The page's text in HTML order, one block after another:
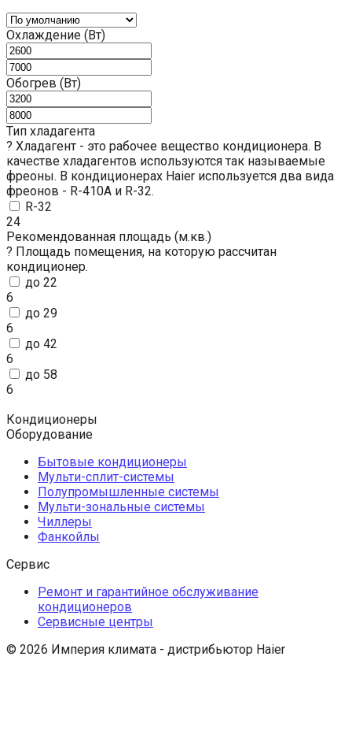
Охлаждение (Вт)
Обогрев (Вт)
Тип хладагента
? Хладагент - это рабочее вещество кондиционера. В
качестве хладагентов используются так называемые
фреоны. В кондиционерах Haier используется два вида
фреонов - R-410A и R-32.
R-32
24
Рекомендованная площадь (м.кв.)
? Площадь помещения, на которую рассчитан
кондиционер.
до 22
6
до 29
6
до 42
6
до 58
6
Кондиционеры
Оборудование
Бытовые кондиционеры
Мульти-сплит-системы
Полупромышленные системы
Мульти-зональные системы
Чиллеры
Фанкойлы
Сервис
Ремонт и гарантийное обслуживание
кондиционеров
Сервисные центры
© 2026 Империя климата - дистрибьютор Haier